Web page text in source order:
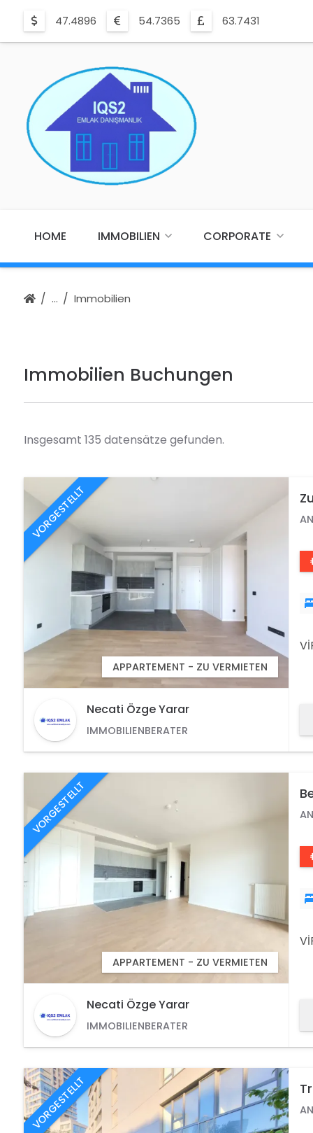
47.4896 54.7365 63.7431
HOME IMMOBILIEN CORPORATE
Immobilien
Immobilien Buchungen
Insgesamt 135 datensätze gefunden.
VORGESTELLT
APPARTEMENT - ZU VERMIETEN
Necati Özge Yarar
IMMOBILIENBERATER
VORGESTELLT
APPARTEMENT - ZU VERMIETEN
Necati Özge Yarar
IMMOBILIENBERATER
VORGESTELLT